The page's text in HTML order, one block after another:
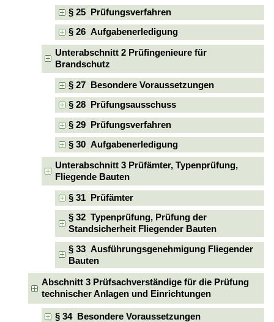
§ 25 Prüfungsverfahren
§ 26 Aufgabenerledigung
Unterabschnitt 2 Prüfingenieure für
Brandschutz
§ 27 Besondere Voraussetzungen
§ 28 Prüfungsausschuss
§ 29 Prüfungsverfahren
§ 30 Aufgabenerledigung
Unterabschnitt 3 Prüfämter, Typenprüfung,
Fliegende Bauten
§ 31 Prüfämter
§ 32 Typenprüfung, Prüfung der
Standsicherheit Fliegender Bauten
§ 33 Ausführungsgenehmigung Fliegender
Bauten
Abschnitt 3 Prüfsachverständige für die Prüfung
technischer Anlagen und Einrichtungen
§ 34 Besondere Voraussetzungen